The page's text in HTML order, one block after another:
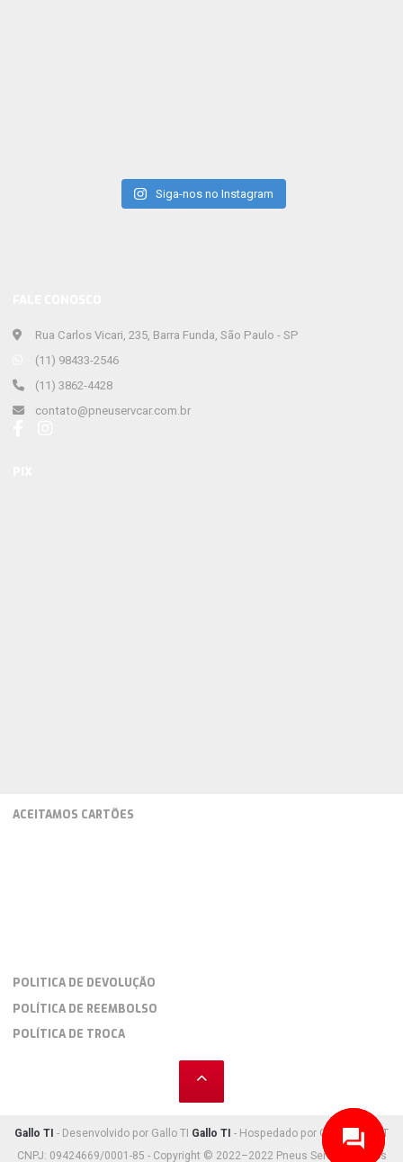
Rua Carlos Vicari, 235, Barra Funda, São Paulo - SP
(11) 98433-2546
(11) 3862-4428
contato@pneuservcar.com.br
Siga-nos no Instagram
ACEITAMOS CARTÕES
POLITICA DE DEVOLUÇÃO
POLÍTICA DE REEMBOLSO
POLÍTICA DE TROCA
Gallo TI - Desenvolvido por Gallo TI Gallo TI - Hospedado por Gallo TI HOST
CNPJ: 09424669/0001-85 - Copyright © 2022–2022 Pneus Serv Car. Todos